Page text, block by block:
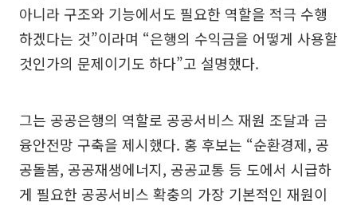
아니라 구조와 기능에서도 필요한 역할을 적극 수행
하겠다는 것”이라며 “은행의 수익금을 어떻게 사용할
것인가의 문제이기도 하다”고 설명했다.
그는 공공은행의 역할로 공공서비스 재원 조달과 금
융안전망 구축을 제시했다. 홍 후보는 “순환경제, 공
공돌봄, 공공재생에너지, 공공교통 등 도에서 시급하
게 필요한 공공서비스 확충의 가장 기본적인 재원이